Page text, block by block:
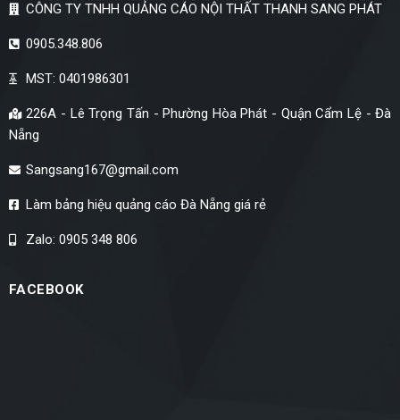
CÔNG TY TNHH QUẢNG CÁO NỘI THẤT THANH SANG PHÁT
0905.348.806
MST: 0401986301
226A - Lê Trọng Tấn - Phường Hòa Phát - Quận Cẩm Lệ - Đà
Nẵng
Sangsang167@gmail.com
Làm bảng hiệu quảng cáo Đà Nẵng giá rẻ
Zalo: 0905 348 806
FACEBOOK